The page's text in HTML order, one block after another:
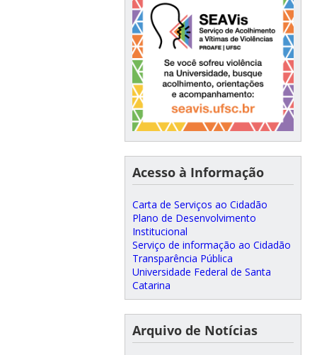
Acesso à Informação
Carta de Serviços ao Cidadão
Plano de Desenvolvimento
Institucional
Serviço de informação ao Cidadão
Transparência Pública
Universidade Federal de Santa
Catarina
Arquivo de Notícias